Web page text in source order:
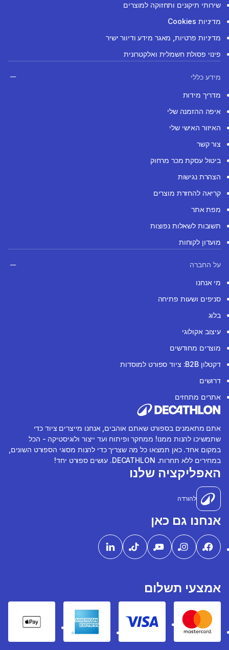
שירותי תיקונים ותחזוקה למוצרים
מדיניות Cookies
מדיניות פרטיות, מאגר מידע ודיוור ישיר
פינוי פסולת חשמלית ואלקטרונית
מידע כללי
מדריך מידות
איפה ההזמנה שלי
האיזור האישי שלי
צור קשר
ביטול עסקת מכר מרחוק
הצהרת נגישות
קריאה להחזרת מוצרים
מפת אתר
תשובות לשאלות נפוצות
מועדון לקוחות
על החברה
מי אנחנו
סניפים ושעות פתיחה
בלוג
עיצוב אקולוגי
מוצרים מחודשים
דקטלון B2B: ציוד ספורט למוסדות
דרושים
אתרים מתחזים
אתם מתאמנים בספורט שאתם אוהבים, אנחנו מייצרים ציוד כדי
שתמשיכו להנות ממנו! ממחקר ופיתוח ועד ייצור ולוגיסטיקה - הכל
במקום אחד. כאן תמצאו כל מה שצריך כדי להנות מסוגי הספורט השונים,
במחירים ללא תחרות. DECATHLON. עושים ספורט יחד!
האפליקציה שלנו
להורדה
אנחנו גם כאן
אמצעי תשלום
Mastercard
Visa
American express
Pay